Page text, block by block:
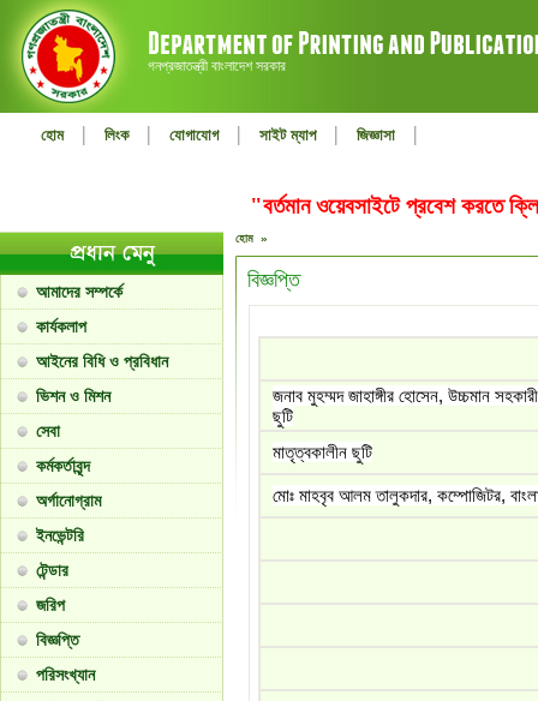
গনপ্রজাতন্ত্রী বাংলাদেশ সরকার
হোম | লিংক | যোগাযোগ | সাইট ম্যাপ | জিজ্ঞাসা |
"বর্তমান ওয়েবসাইটে প্রবেশ
আমাদের সম্পর্কে
কার্যকলাপ
আইনের বিধি ও প্রবিধান
ভিশন ও মিশন
সেবা
কর্মকর্তাবৃন্দ
অর্গানোগ্রাম
ইনভেন্টরি
টেন্ডার
জরিপ
বিজ্ঞপ্তি
পরিসংখ্যান
হোম »
বিজ্ঞপ্তি
জনাব মুহম্মদ জাহাঙ্গীর হোসেন, উচ্চমান
ছুটি
মাতৃত্বকালীন ছুটি
মোঃ মাহবৃব আলম তালুকদার, কম্পোজিটর,